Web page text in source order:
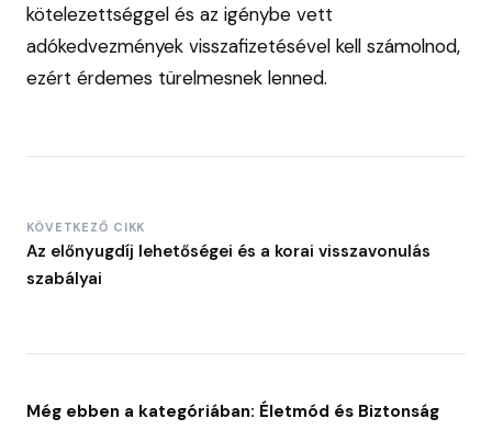
kötelezettséggel és az igénybe vett
adókedvezmények visszafizetésével kell számolnod,
ezért érdemes türelmesnek lenned.
KÖVETKEZŐ CIKK
Az előnyugdíj lehetőségei és a korai visszavonulás
szabályai
Még ebben a kategóriában: Életmód és Biztonság